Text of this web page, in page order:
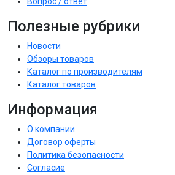
Полезные рубрики
Новости
Обзоры товаров
Каталог по производителям
Каталог товаров
Информация
О компании
Договор оферты
Политика безопасности
Согласие